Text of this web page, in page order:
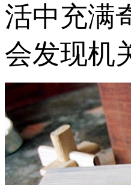
活中充满
会发现